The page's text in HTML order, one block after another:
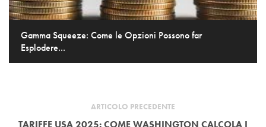
Gamma Squeeze: Come le Opzioni Possono far
Esplodere...
ARTICOLO PRECEDENTE